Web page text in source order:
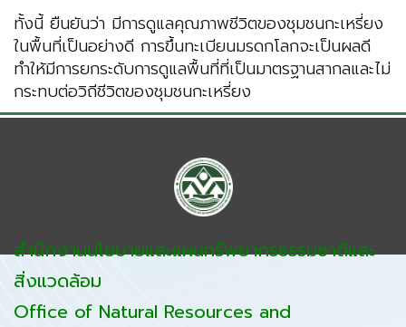
ทั้งนี้ ยืนยันว่า มีการดูแลคุณภาพชีวิตของชุมชนกะเหรี่ยง
ในพื้นที่เป็นอย่างดี การขึ้นทะเบียนมรดกโลกจะเป็นผลดี
ทำให้มีการยกระดับการดูแลพื้นที่ที่เป็นมาตรฐานสากลและไม่
กระทบต่อวิถีชีวิตของชุมชนกะเหรี่ยง
สำนักงานนโยบายและแผนทรัพยากรธรรมชาติและ
สิ่งแวดล้อม
Office of Natural Resources and